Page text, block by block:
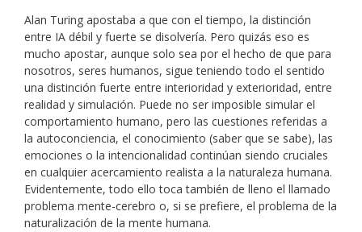
Alan Turing apostaba a que con el tiempo, la distinción
entre IA débil y fuerte se disolvería. Pero quizás eso es
mucho apostar, aunque solo sea por el hecho de que para
nosotros, seres humanos, sigue teniendo todo el sentido
una distinción fuerte entre interioridad y exterioridad, entre
realidad y simulación. Puede no ser imposible simular el
comportamiento humano, pero las cuestiones referidas a
la autoconciencia, el conocimiento (saber que se sabe), las
emociones o la intencionalidad continúan siendo cruciales
en cualquier acercamiento realista a la naturaleza humana.
Evidentemente, todo ello toca también de lleno el llamado
problema mente-cerebro o, si se prefiere, el problema de la
naturalización de la mente humana.